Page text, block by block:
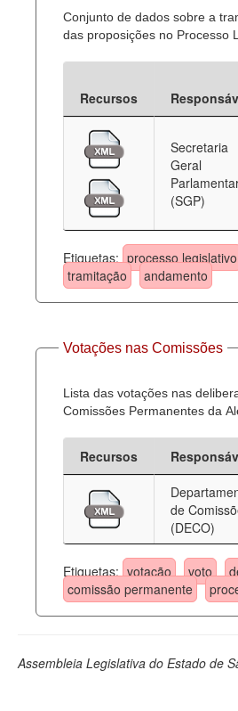
Conjunto de dados sobre a
das proposições no Processo
Recursos
Secretaria
Geral
(SGP)
Etiquetas: processo legislativo
tramitação
andamento
Votações nas Comissões
Lista das votações nas
Comissões Permanentes da
Recursos
de
(DECO)
Etiquetas: votação voto
comissão permanente
Assembleia Legislativa do Estado de